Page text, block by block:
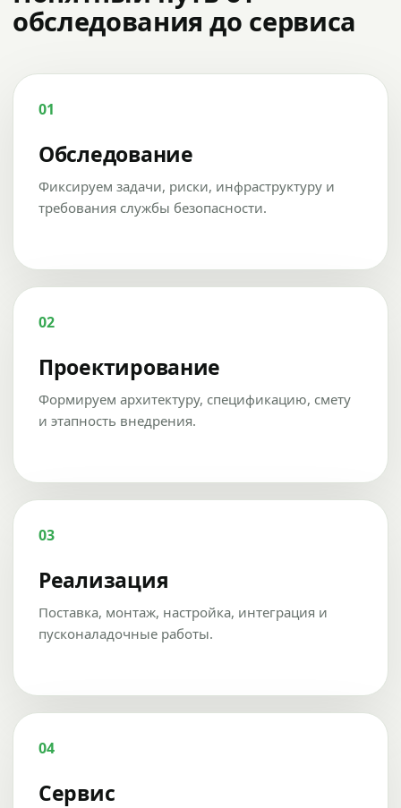
обследования до сервиса
01
Обследование
Фиксируем задачи, риски, инфраструктуру и
требования службы безопасности.
02
Проектирование
Формируем архитектуру, спецификацию, смету
и этапность внедрения.
03
Реализация
Поставка, монтаж, настройка, интеграция и
пусконаладочные работы.
04
Сервис